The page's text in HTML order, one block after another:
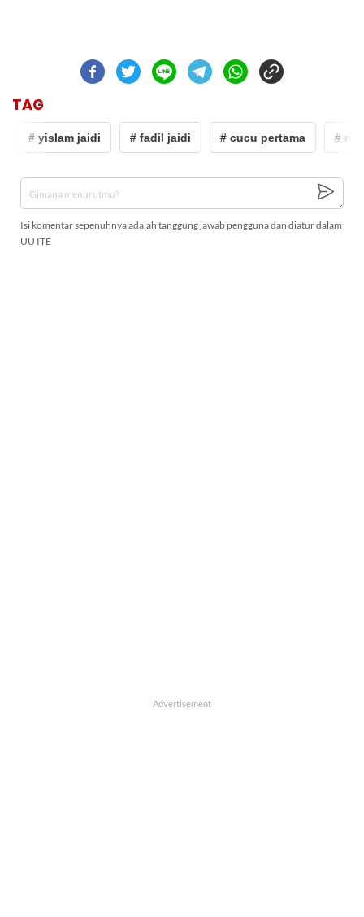
TAG
# yislam jaidi # fadil jaidi # cucu pertama #
Isi komentar sepenuhnya adalah tanggung jawab pengguna dan diatur dalam
UU ITE